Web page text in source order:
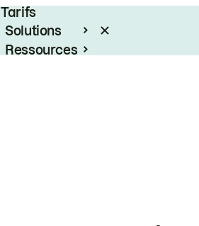
Tarifs
Solutions
Ressources